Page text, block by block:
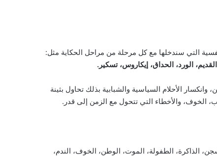
التي سندخلها مع كل مرحلة من مراحل الحكاية مثل:
الورد، الحداق، إيكاروس، تسكير.
الأحلام السياسية والشبابية بذلك تحاول بثينة
الخوف، والأخطاء التي تتحول مع الزمن إلى قدر.
الذاكرة، الطفولة، الموت، الوطن، الخوف، الندم،